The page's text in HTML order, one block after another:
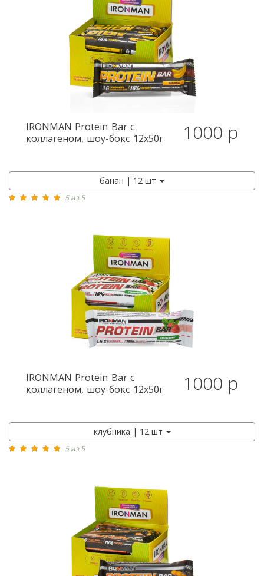
IRONMAN Protein Bar с
коллагеном, шоу-бокс 12x50г
1000 р
банан | 12 шт
5 из 5
IRONMAN Protein Bar с
коллагеном, шоу-бокс 12x50г
1000 р
клубника | 12 шт
5 из 5